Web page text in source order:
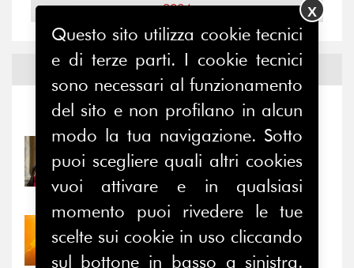
2004
Notizie ed Eventi
Notizie-Eventi
31/07/2026
Prima della pausa estiva,
il valore di...
30/07/2026
Nove anni dopo la
Questo sito utilizza cookie tecnici
e di terze parti. I cookie tecnici
sono necessari al funzionamento
del sito e non profilano in alcun
modo la tua navigazione. Sotto
puoi scegliere quali altri cookies
vuoi attivare e in qualsiasi
momento puoi rivedere le tue
scelte sui cookie in uso cliccando
sul bottone in basso a sinistra.
X